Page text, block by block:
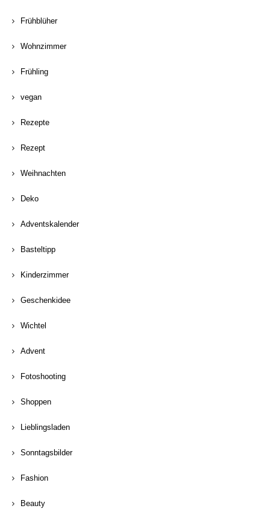
Frühblüher
Wohnzimmer
Frühling
vegan
Rezepte
Rezept
Weihnachten
Deko
Adventskalender
Basteltipp
Kinderzimmer
Geschenkidee
Wichtel
Advent
Fotoshooting
Shoppen
Lieblingsladen
Sonntagsbilder
Fashion
Beauty